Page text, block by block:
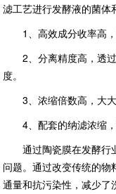
滤工艺进行发酵液的菌体
1、高效成分收率高，
2、分离精度高，透过
度。
3、浓缩倍数高，大大
4、配套的纳滤浓缩，
通过陶瓷膜在发酵行
问题。通过改变传统的
通量和抗污染性，减少